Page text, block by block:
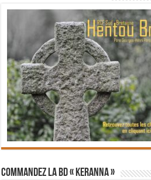
Commandez la BD « Keranna »